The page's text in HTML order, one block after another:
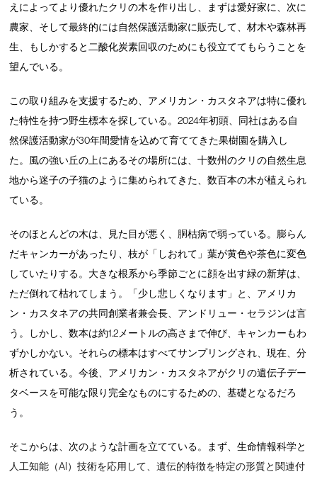
えによってより優れたクリの木を作り出し、まずは愛好家に、次に
農家、そして最終的には自然保護活動家に販売して、材木や森林再
生、もしかすると二酸化炭素回収のためにも役立ててもらうことを
望んでいる。
この取り組みを支援するため、アメリカン・カスタネアは特に優れ
た特性を持つ野生標本を探している。2024年初頭、同社はある自
然保護活動家が30年間愛情を込めて育ててきた果樹園を購入し
た。風の強い丘の上にあるその場所には、十数州のクリの自然生息
地から迷子の子猫のように集められてきた、数百本の木が植えられ
ている。
そのほとんどの木は、見た目が悪く、胴枯病で弱っている。膨らん
だキャンカーがあったり、枝が「しおれて」葉が黄色や茶色に変色
していたりする。大きな根系から季節ごとに顔を出す緑の新芽は、
ただ倒れて枯れてしまう。「少し悲しくなります」と、アメリカ
ン・カスタネアの共同創業者兼会長、アンドリュー・セラジンは言
う。しかし、数本は約1.2メートルの高さまで伸び、キャンカーもわ
ずかしかない。それらの標本はすべてサンプリングされ、現在、分
析されている。今後、アメリカン・カスタネアがクリの遺伝子デー
タベースを可能な限り完全なものにするための、基礎となるだろ
う。
そこからは、次のような計画を立てている。まず、生命情報科学と
人工知能（AI）技術を応用して、遺伝的特徴を特定の形質と関連付